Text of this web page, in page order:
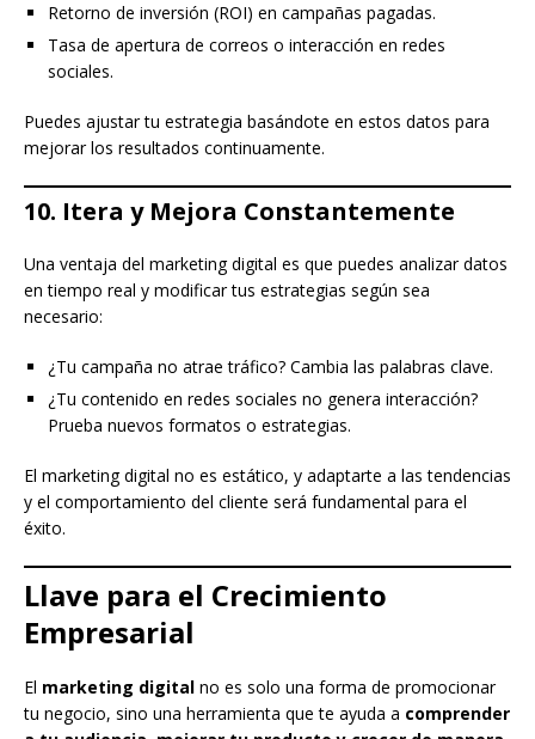
Retorno de inversión (ROI) en campañas pagadas.
Tasa de apertura de correos o interacción en redes
sociales.
Puedes ajustar tu estrategia basándote en estos datos para
mejorar los resultados continuamente.
10. Itera y Mejora Constantemente
Una ventaja del marketing digital es que puedes analizar datos
en tiempo real y modificar tus estrategias según sea
necesario:
¿Tu campaña no atrae tráfico? Cambia las palabras clave.
¿Tu contenido en redes sociales no genera interacción?
Prueba nuevos formatos o estrategias.
El marketing digital no es estático, y adaptarte a las tendencias
y el comportamiento del cliente será fundamental para el
éxito.
Llave para el Crecimiento
Empresarial
El marketing digital no es solo una forma de promocionar
tu negocio, sino una herramienta que te ayuda a comprender